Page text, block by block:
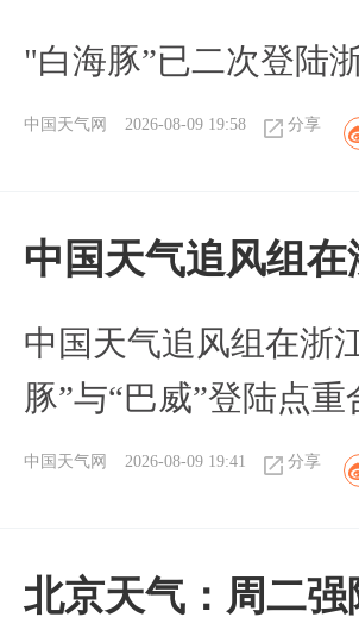
"白海豚”已二次登陆
中国天气网 2026-08-09 19:58 分享
中国天气追风组
中国天气追风组在浙
豚”与“巴威”登陆点重
中国天气网 2026-08-09 19:41 分享
北京天气：周二强